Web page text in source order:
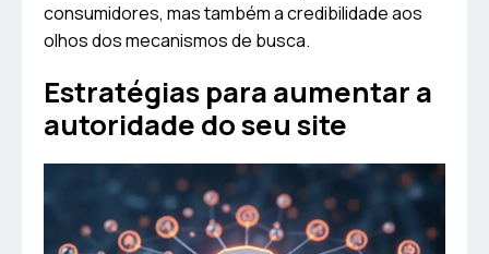
consumidores, mas também a credibilidade aos
olhos dos mecanismos de busca.
Estratégias para aumentar a
autoridade do seu site